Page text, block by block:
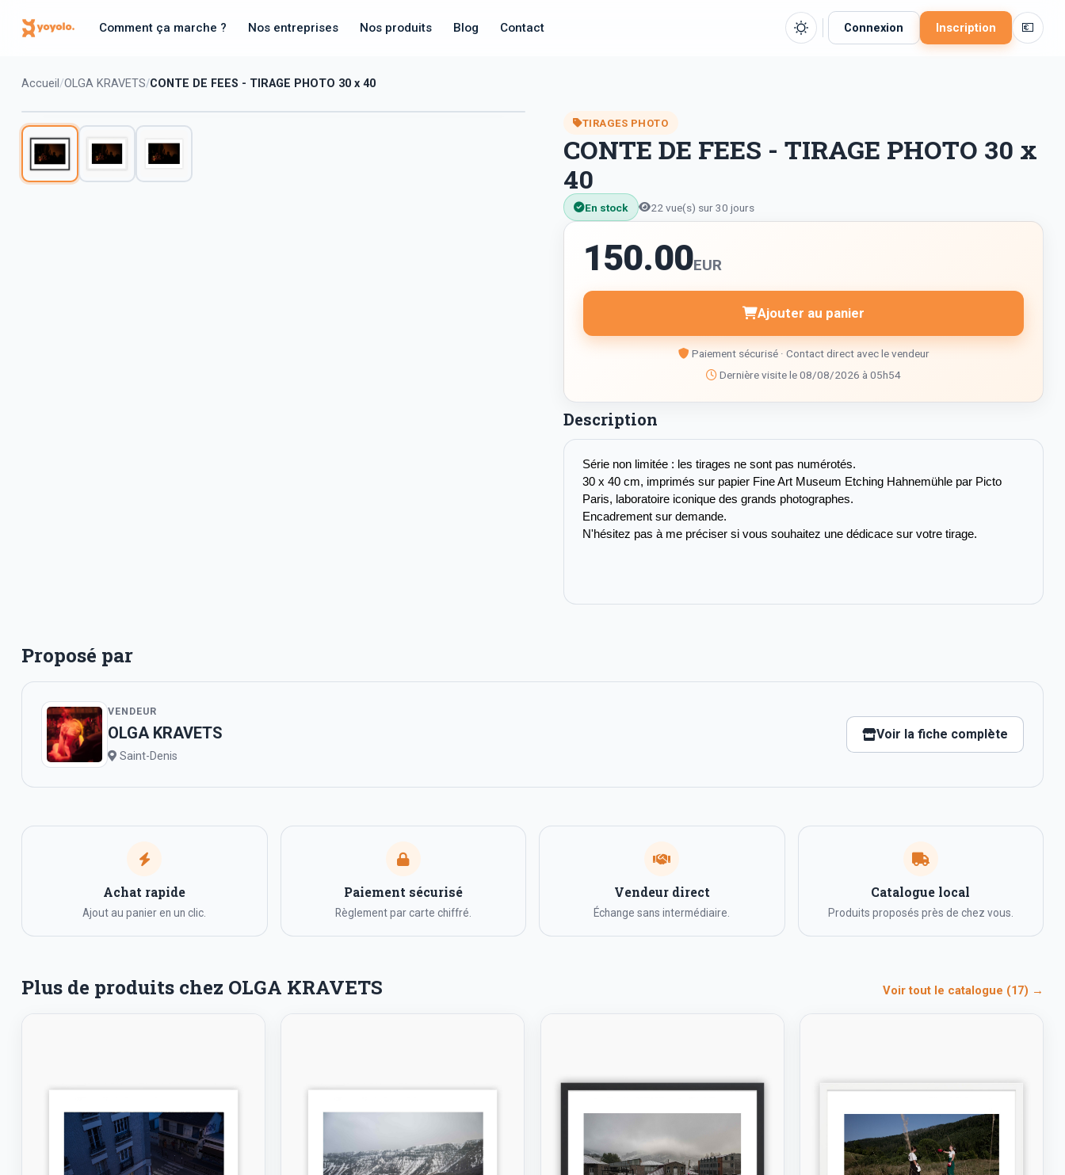
Comment ça marche ? Nos entreprises Nos produits Blog Contact Connexion Inscription 💶
Accueil OLGA KRAVETS CONTE DE FEES - TIRAGE PHOTO 30 x 40
TIRAGES PHOTO
CONTE DE FEES - TIRAGE PHOTO 30 x
40
En stock 22 vue(s) sur 30 jours
150.00EUR
Ajouter au panier
Paiement sécurisé · Contact direct avec le vendeur
Dernière visite le 08/08/2026 à 05h54
Description
Série non limitée : les tirages ne sont pas numérotés.
30 x 40 cm, imprimés sur papier Fine Art Museum Etching Hahnemühle par Picto
Paris, laboratoire iconique des grands photographes.
Encadrement sur demande.
N'hésitez pas à me préciser si vous souhaitez une dédicace sur votre tirage.
Proposé par
VENDEUR
OLGA KRAVETS
Saint-Denis
Voir la fiche complète
Achat rapide
Ajout au panier en un clic.
Paiement sécurisé
Règlement par carte chiffré.
Vendeur direct
Échange sans intermédiaire.
Catalogue local
Produits proposés près de chez vous.
Plus de produits chez OLGA KRAVETS Voir tout le catalogue (17) →